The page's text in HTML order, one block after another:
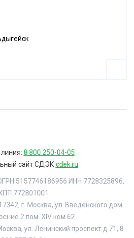
8 800 250-04-05
сайт СДЭК cdek.ru
5157746186956 ИНН 7728325896,
КПП 772801001
г. Москва, ул. Введенского дом
2 пом. XIV ком 62
ул. Ленинский проспект д.71, 8